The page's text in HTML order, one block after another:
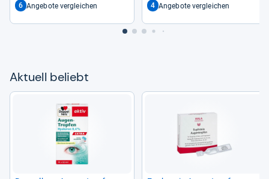
6 Angebote vergleichen 4 Angebote vergleichen
Aktu­ell beliebt